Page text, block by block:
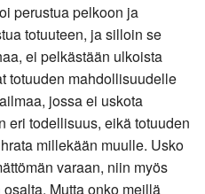
perustua pelkoon ja
totuuteen, ja silloin se
ei pelkästään ulkoista
totuuden mahdollisuudelle
jossa ei uskota
eri todellisuus, eikä totuuden
millekään muulle. Usko
varaan, niin myös
Mutta onko meillä